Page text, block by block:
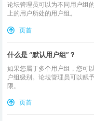
论坛管理员可以为不同用户组
上的用户所处的用户组。
页首
什么是 “默认用户组”？
如果您属于多个用户组，您可
户组级别。论坛管理员可以赋
限。
页首